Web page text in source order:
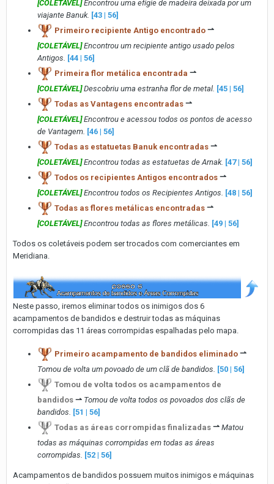
[COLETÁVEL] Encontrou uma efígie de madeira deixada por um
viajante Banuk. [43 | 56]
Primeiro recipiente Antigo encontrado ⇀
[COLETÁVEL] Encontrou um recipiente antigo usado pelos
Antigos. [44 | 56]
Primeira flor metálica encontrada ⇀
[COLETÁVEL] Descobriu uma estranha flor de metal. [45 | 56]
Todas as Vantagens encontradas ⇀
[COLETÁVEL] Encontrou e acessou todos os pontos de acesso
de Vantagem. [46 | 56]
Todas as estatuetas Banuk encontradas ⇀
[COLETÁVEL] Encontrou todas as estatuetas de Arnak. [47 | 56]
Todos os recipientes Antigos encontrados ⇀
[COLETÁVEL] Encontrou todos os Recipientes Antigos. [48 | 56]
Todas as flores metálicas encontradas ⇀
[COLETÁVEL] Encontrou todas as flores metálicas. [49 | 56]
Todos os coletáveis podem ser trocados com comerciantes em
Meridiana.
Neste passo, iremos eliminar todos os inimigos dos 6
acampamentos de bandidos e destruir todas as máquinas
corrompidas das 11 áreas corrompidas espalhadas pelo mapa.
Primeiro acampamento de bandidos eliminado ⇀
Tomou de volta um povoado de um clã de bandidos. [50 | 56]
Tomou de volta todos os acampamentos de
bandidos ⇀ Tomou de volta todos os povoados dos clãs de
bandidos. [51 | 56]
Todas as áreas corrompidas finalizadas ⇀ Matou
todas as máquinas corrompidas em todas as áreas
corrompidas. [52 | 56]
Acampamentos de bandidos possuem muitos inimigos e máquinas